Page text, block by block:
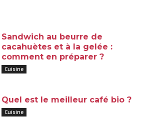
Sandwich au beurre de
cacahuètes et à la gelée :
comment en préparer ?
Cuisine
Quel est le meilleur café bio ?
Cuisine